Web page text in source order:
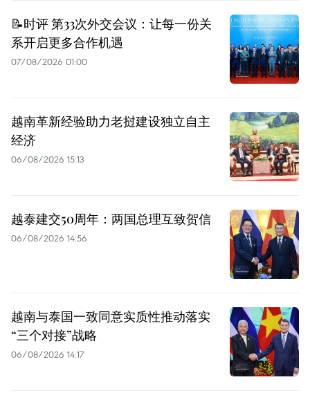
📝时评 第33次外交会议：让每一份关
系开启更多合作机遇
07/08/2026 01:00
越南革新经验助力老挝建设独立自主
经济
06/08/2026 15:13
越泰建交50周年：两国总理互致贺信
06/08/2026 14:56
越南与泰国一致同意实质性推动落实
“三个对接”战略
06/08/2026 14:17